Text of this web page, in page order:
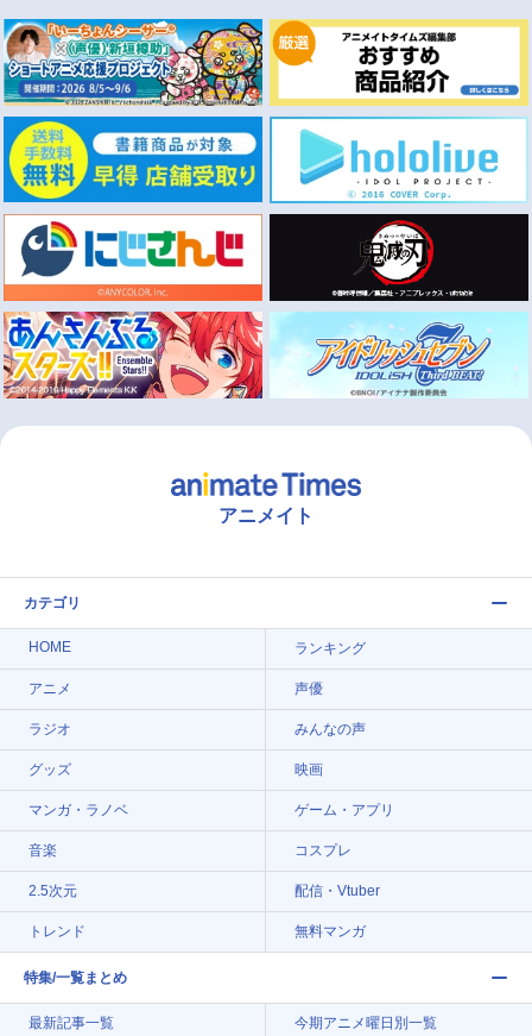
アニメイト
カテゴリ
HOME ランキング
アニメ 声優
ラジオ みんなの声
グッズ 映画
マンガ・ラノベ ゲーム・アプリ
音楽 コスプレ
2.5次元 配信・Vtuber
トレンド 無料マンガ
特集/一覧まとめ
最新記事一覧 今期アニメ曜日別一覧